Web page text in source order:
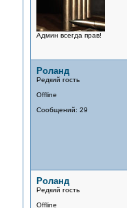
Админ всегда прав!
Роланд
Редкий гость
Offline
Сообщений: 29
Роланд
Редкий гость
Offline